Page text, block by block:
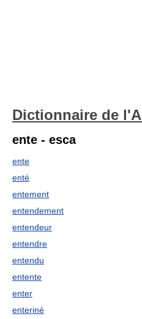
Dictionnaire de
ente - esca
ente
enté
entement
entendement
entendeur
entendre
entendu
entente
enter
enteriné